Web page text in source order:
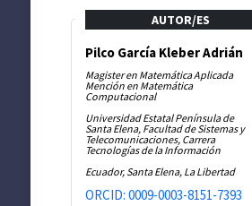
AUTOR/ES
Pilco García Kleber Adrián
Magister en Matemática Aplicada
Mención en Matemática
Computacional
Universidad Estatal Península de
Santa Elena, Facultad de Sistemas y
Telecomunicaciones, Carrera
Tecnologías de la Información
Ecuador, Santa Elena, La Libertad
ORCID: 0009-0003-8151-7393